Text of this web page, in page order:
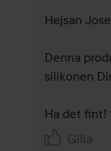
Hejsan
Denna
silikonen
Ha det fint!
Gilla